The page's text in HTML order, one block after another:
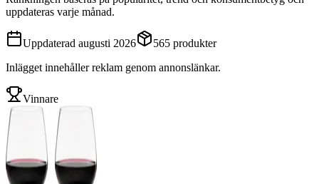
uppdateras varje månad.
Uppdaterad augusti 2026 565 produkter
Inlägget innehåller reklam genom annonslänkar.
Vinnare